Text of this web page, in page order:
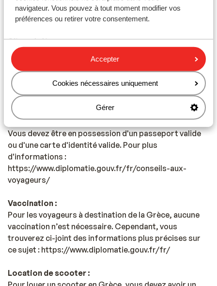
navigateur. Vous pouvez à tout moment modifier vos
préférences ou retirer votre consentement.
Accepter
Cookies nécessaires uniquement
Gérer
Eau :
Il est déconseillé de boire l'eau de robinet.
Alimentation :
Les plats typiques sont le Souvlaki, le Tzatziki et la
Mousaka.
Réseau :
Votre téléphone portable fonctionne en Grèce.
Titres de voyage :
Vous devez être en possession d'un passeport valide
ou d'une carte d'identité valide. Pour plus
d'informations :
https://www.diplomatie.gouv.fr/fr/conseils-aux-
voyageurs/
Vaccination :
Pour les voyageurs à destination de la Grèce, aucune
vaccination n’est nécessaire. Cependant, vous
trouverez ci-joint des informations plus précises sur
ce sujet : https://www.diplomatie.gouv.fr/fr/
Location de scooter :